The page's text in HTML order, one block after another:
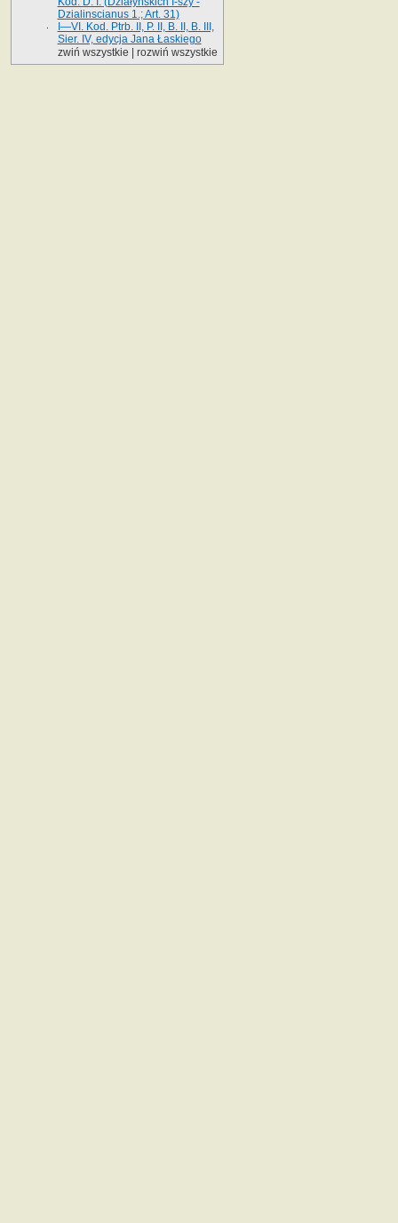
Dzialinscianus 1.; Art. 31)
I—VI. Kod. Ptrb. II, P. II, B. II, B. III,
Sier. IV, edycja Jana Łaskiego
zwiń wszystkie
rozwiń wszystkie